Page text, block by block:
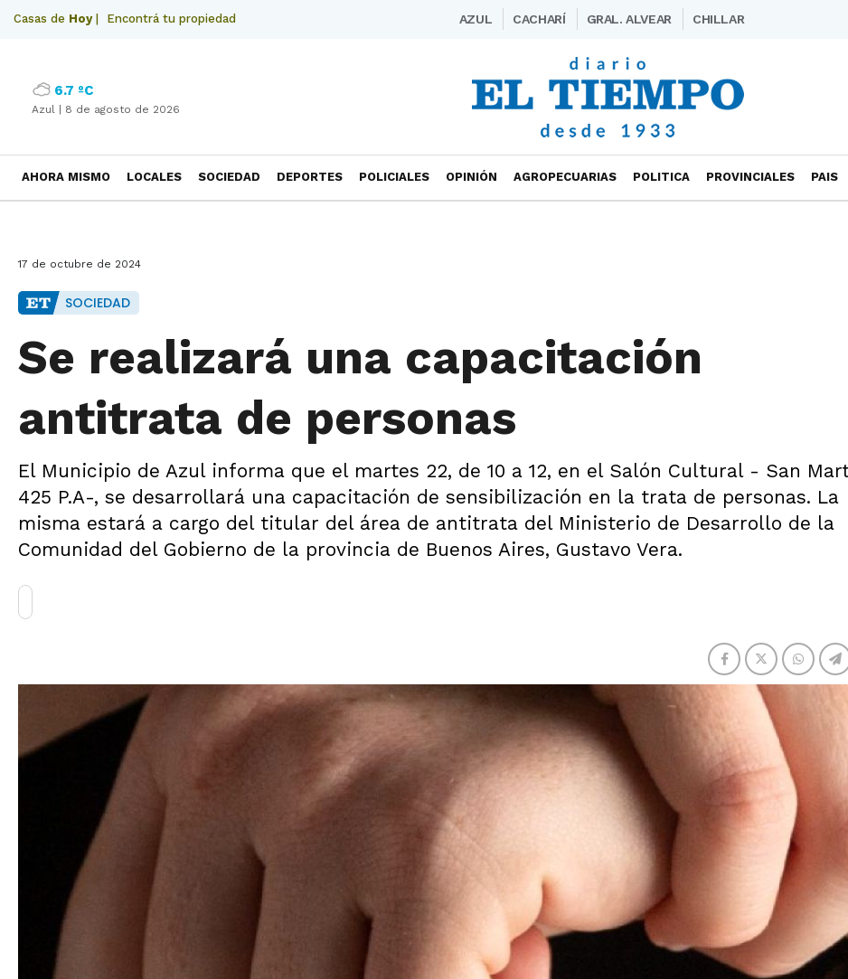
Casas de Hoy| Encontrá tu propiedad AZUL CACHARÍ GRAL. ALVEAR CHILLAR
6.7 ºC
Azul | 8 de agosto de 2026
AHORA MISMO LOCALES SOCIEDAD DEPORTES POLICIALES OPINIÓN AGROPECUARIAS POLITICA PROVINCIALES PAIS
17 de octubre de 2024
SOCIEDAD
Se realizará una capacitación
antitrata de personas
El Municipio de Azul informa que el martes 22, de 10 a 12, en el Salón Cultural - San
425 P.A-, se desarrollará una capacitación de sensibilización en la trata de personas. La
misma estará a cargo del titular del área de antitrata del Ministerio de Desarrollo de la
Comunidad del Gobierno de la provincia de Buenos Aires, Gustavo Vera.